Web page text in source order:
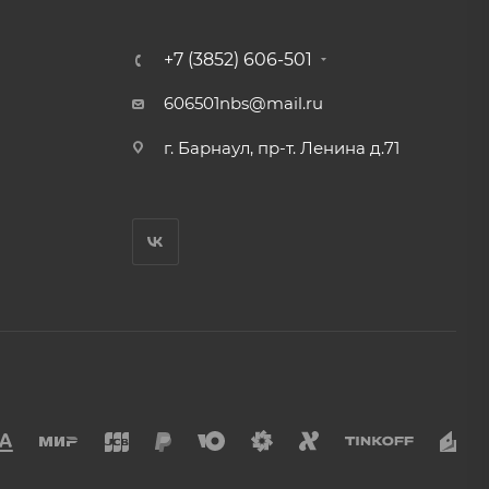
+7 (3852) 606-501
606501nbs@mail.ru
г. Барнаул, пр-т. Ленина д.71